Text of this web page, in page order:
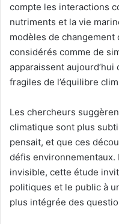
compte les interactions
nutriments et la vie
modèles de
considérés comme de
apparaissent
fragiles de l’équilibre
Les chercheurs
climatique sont plus
pensait, et que ces
défis environnementaux.
invisible, cette étude
politiques et le public à
plus intégrée des